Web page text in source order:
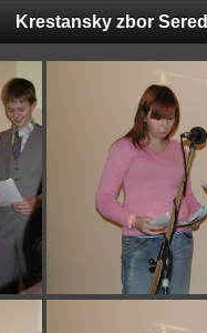
Krestansky zbor Sered